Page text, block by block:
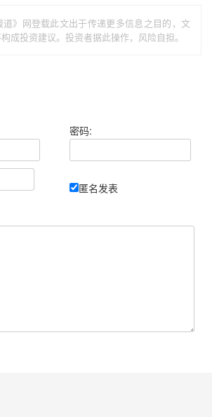
》网登载此文出于传递更多信息之目的，文
成投资建议。投资者据此操作，风险自担。
密码:
匿名发表